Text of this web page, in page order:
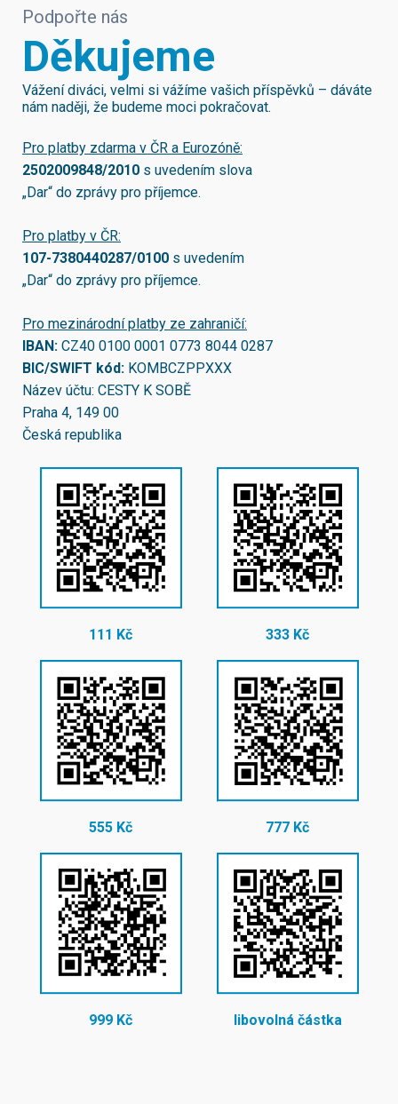
Podpořte nás
Děkujeme
Vážení diváci, velmi si vážíme vašich příspěvků – dáváte
nám naději, že budeme moci pokračovat.
Pro platby zdarma v ČR a Eurozóně:
2502009848/2010 s uvedením slova
„Dar“ do zprávy pro příjemce.
Pro platby v ČR:
107-7380440287/0100 s uvedením
„Dar“ do zprávy pro příjemce.
Pro mezinárodní platby ze zahraničí:
IBAN: CZ40 0100 0001 0773 8044 0287
BIC/SWIFT kód: KOMBCZPPXXX
Název účtu: CESTY K SOBĚ
Praha 4, 149 00
Česká republika
111 Kč 333 Kč
555 Kč 777 Kč
999 Kč libovolná částka